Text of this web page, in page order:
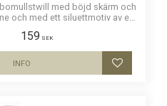
med böjd skärm och
och med ett siluettmotiv av en
159 SEK
Lägg till i
INFO